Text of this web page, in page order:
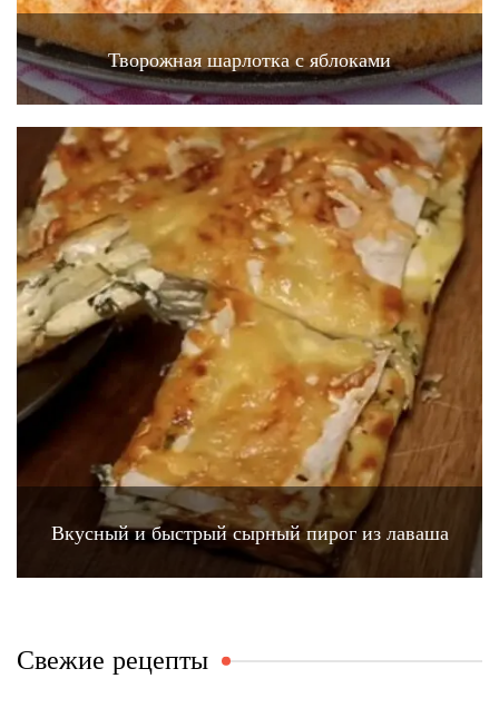
Творожная шарлотка с яблоками
Вкусный и быстрый сырный пирог из лаваша
Свежие рецепты